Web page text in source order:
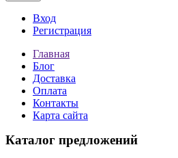
Вход
Регистрация
Главная
Блог
Доставка
Оплата
Контакты
Карта сайта
Каталог предложений